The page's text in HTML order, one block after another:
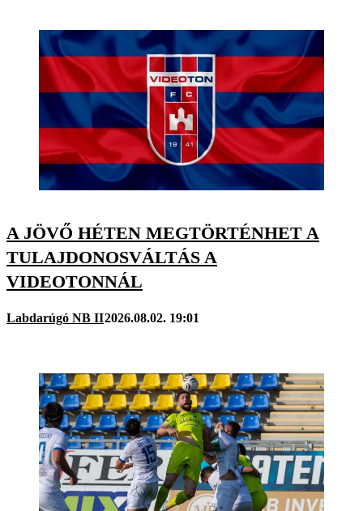
A JÖVŐ HÉTEN MEGTÖRTÉNHET A
TULAJDONOSVÁLTÁS A
VIDEOTONNÁL
Labdarúgó NB II2026.08.02. 19:01